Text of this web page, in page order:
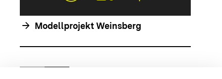
arrow_forward Modellprojekt Weinsberg